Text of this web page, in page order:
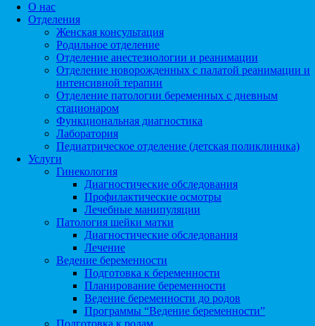
О нас
Отделения
Женская консультация
Родильное отделение
Отделение анестезиологии и реанимации
Отделение новорожденных с палатой реанимации и
интенсивной терапии
Отделение патологии беременных с дневным
стационаром
Функциональная диагностика
Лаборатория
Педиатрическое отделение (детская поликлиника)
Услуги
Гинекология
Диагностические обследования
Профилактические осмотры
Лечебные манипуляции
Патология шейки матки
Диагностические обследования
Лечение
Ведение беременности
Подготовка к беременности
Планирование беременности
Ведение беременности до родов
Программы “Ведение беременности”
Подготовка к родам